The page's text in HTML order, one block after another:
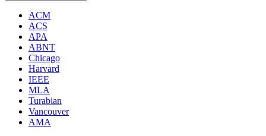
ACM
ACS
APA
ABNT
Chicago
Harvard
IEEE
MLA
Turabian
Vancouver
AMA